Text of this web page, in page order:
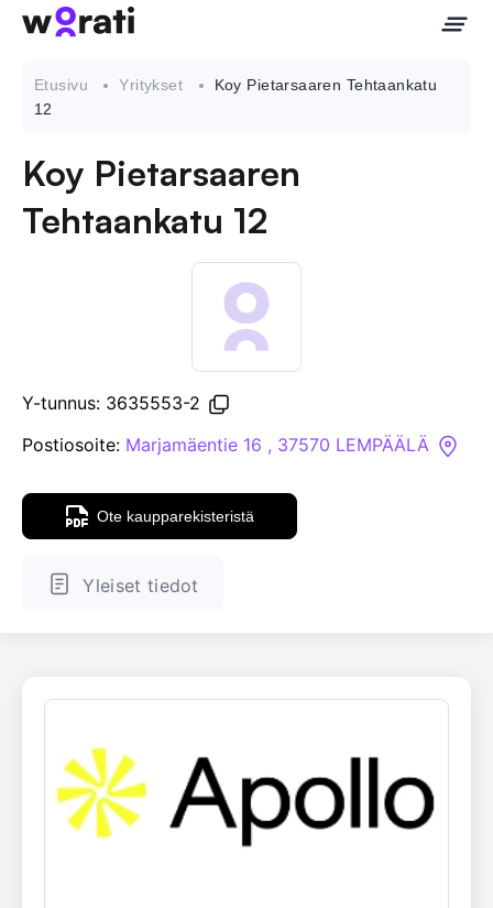
Ota meihin yhteyttä
ENGLANTI SUOMALAINEN
Etusivu Yritykset
Koy Pietarsaaren Tehtaankatu
12
Koy Pietarsaaren
Tehtaankatu 12
Y-tunnus: 3635553-2
Postiosoite: Marjamäentie 16 , 37570 LEMPÄÄLÄ
Ote kaupparekisteristä
Yleiset tiedot